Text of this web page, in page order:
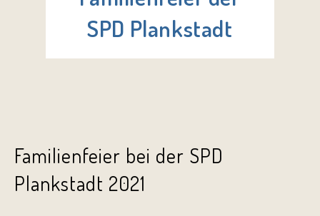
SPD Plankstadt
Familienfeier bei der SPD
Plankstadt 2021